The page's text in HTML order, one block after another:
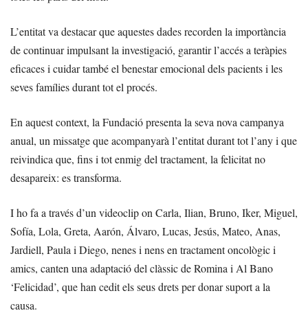
L’entitat va destacar que aquestes dades recorden la importància
de continuar impulsant la investigació, garantir l’accés a teràpies
eficaces i cuidar també el benestar emocional dels pacients i les
seves famílies durant tot el procés.
En aquest context, la Fundació presenta la seva nova campanya
anual, un missatge que acompanyarà l’entitat durant tot l’any i que
reivindica que, fins i tot enmig del tractament, la felicitat no
desapareix: es transforma.
I ho fa a través d’un videoclip on Carla, Ilian, Bruno, Iker, Miguel,
Sofía, Lola, Greta, Aarón, Álvaro, Lucas, Jesús, Mateo, Anas,
Jardiell, Paula i Diego, nenes i nens en tractament oncològic i
amics, canten una adaptació del clàssic de Romina i Al Bano
‘Felicidad’, que han cedit els seus drets per donar suport a la
causa.